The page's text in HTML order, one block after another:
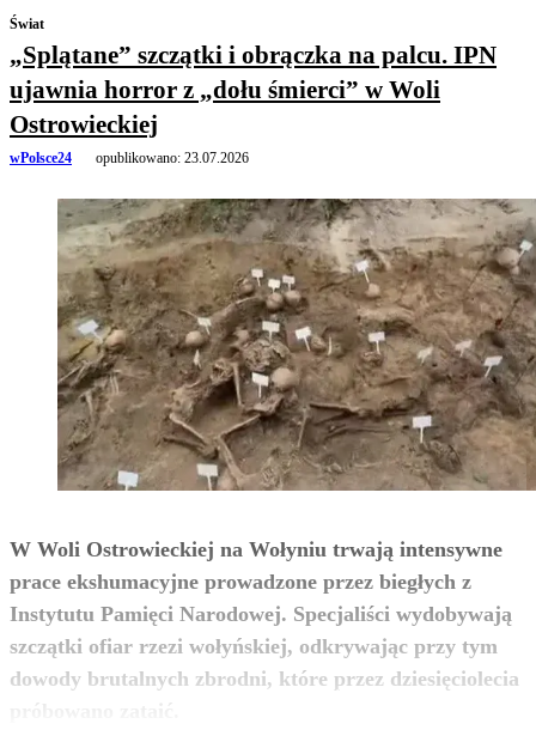
Świat
„Splątane” szczątki i obrączka na palcu. IPN
ujawnia horror z „dołu śmierci” w Woli
Ostrowieckiej
wPolsce24 opublikowano: 23.07.2026
W Woli Ostrowieckiej na Wołyniu trwają intensywne
prace ekshumacyjne prowadzone przez biegłych z
Instytutu Pamięci Narodowej. Specjaliści wydobywają
szczątki ofiar rzezi wołyńskiej, odkrywając przy tym
dowody brutalnych zbrodni, które przez dziesięciolecia
zobacz więcej